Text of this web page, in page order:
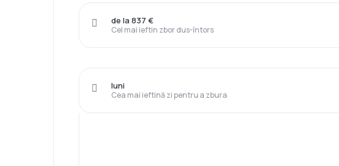
Cel mai ieftin zbor dus-întors
de la 837 €
Cea mai ieftină zi pentru a zbura
luni